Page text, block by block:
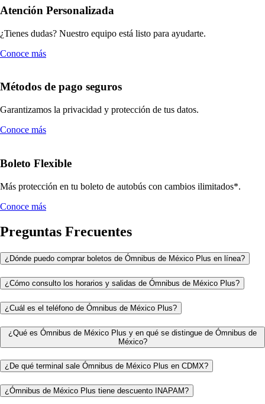
Atención Personalizada
¿Tienes dudas? Nuestro equipo está listo para ayudarte.
Conoce más
Métodos de pago seguros
Garantizamos la privacidad y protección de tus datos.
Conoce más
Boleto Flexible
Más protección en tu boleto de autobús con cambios ilimitados*.
Conoce más
Preguntas Frecuentes
¿Dónde puedo comprar boletos de Ómnibus de México Plus en línea?
¿Cómo consulto los horarios y salidas de Ómnibus de México Plus?
¿Cuál es el teléfono de Ómnibus de México Plus?
¿Qué es Ómnibus de México Plus y en qué se distingue de Ómnibus de
México?
¿De qué terminal sale Ómnibus de México Plus en CDMX?
¿Ómnibus de México Plus tiene descuento INAPAM?